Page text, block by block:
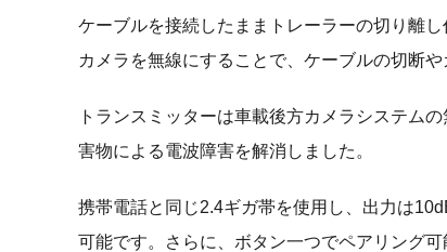
ケーブルを接続したままトレーラーの切り離
カメラを無線にすることで、ケーブルの切断
トランスミッターは車載後方カメラシステム
害物による電波障害を解消しました。
携帯電話と同じ2.4ギガ帯を使用し、出力は
可能です。さらに、ボタン一つでペアリング